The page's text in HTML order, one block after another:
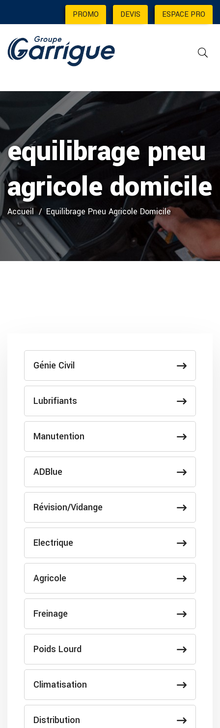
PROMO | DEVIS | ESPACE PRO
equilibrage pneu
agricole domicile
Accueil Equilibrage Pneu Agricole Domicile
Génie Civil
Lubrifiants
Manutention
ADBlue
Révision/Vidange
Electrique
Agricole
Freinage
Poids Lourd
Climatisation
Distribution